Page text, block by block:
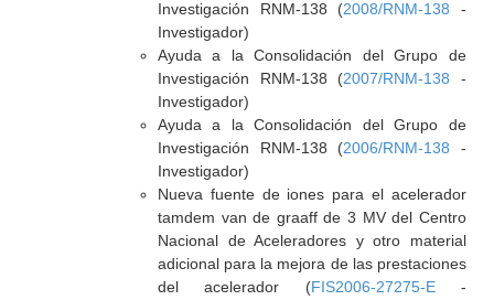
Investigación RNM-138 (2008/RNM-138 -
Investigador)
Ayuda a la Consolidación del Grupo de
Investigación RNM-138 (2007/RNM-138 -
Investigador)
Ayuda a la Consolidación del Grupo de
Investigación RNM-138 (2006/RNM-138 -
Investigador)
Nueva fuente de iones para el acelerador
tamdem van de graaff de 3 MV del Centro
Nacional de Aceleradores y otro material
adicional para la mejora de las prestaciones
del acelerador (FIS2006-27275-E-